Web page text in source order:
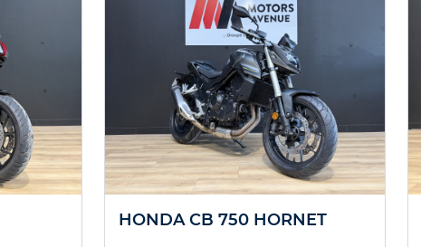
HONDA CB 750 HORNET